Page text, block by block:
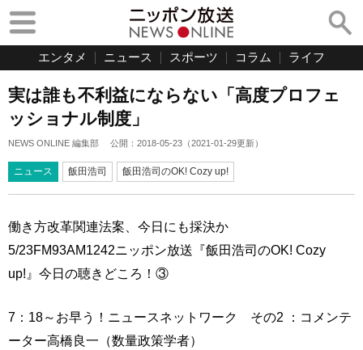
エンタメ ニュース スポーツ コラム ライフ
実は誰も不利益にならない「高度プロフェ
ッショナル制度」
NEWS ONLINE 編集部 公開： 2018-05-23 （2021-01-29更新）
ニュース 飯田浩司 飯田浩司のOK! Cozy up!
働き方改革関連法案、今日にも採決か
5/23FM93AM1242ニッポン放送『飯田浩司のOK! Cozy
up!』今日の聴きどころ！③
7：18～お早う！ニュースネットワーク その2 ：コメンテ
ーター高橋良一（数量政策学者）